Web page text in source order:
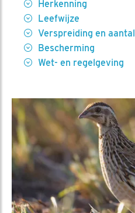
Herkenning
Leefwijze
Verspreiding en aantal
Bescherming
Wet- en regelgeving